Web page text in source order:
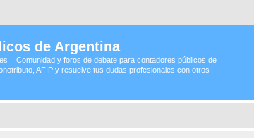
de Argentina
.: Comunidad y foros de debate para contadores públicos de
AFIP y resuelve tus dudas profesionales con otros